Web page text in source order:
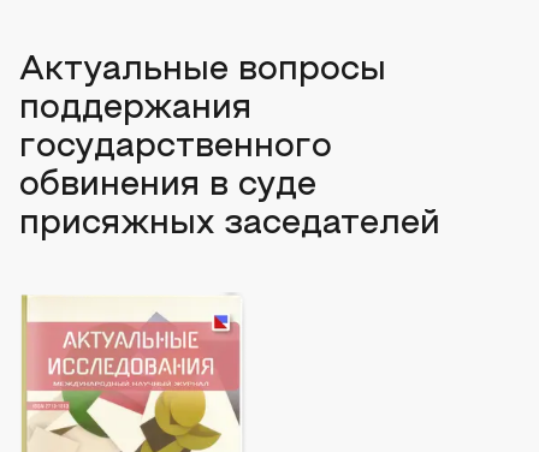
Актуальные вопросы
поддержания
государственного
обвинения в суде
присяжных заседателей